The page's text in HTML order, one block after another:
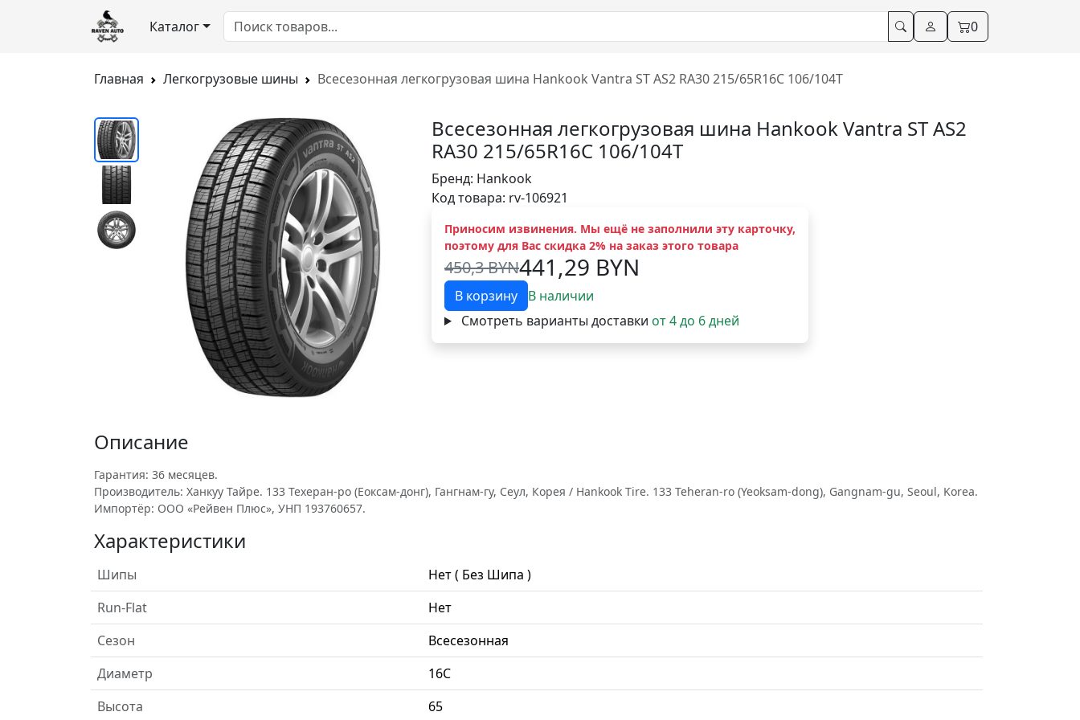
Каталог 0
Главная Легкогрузовые шины Всесезонная легкогрузовая шина Hankook Vantra ST AS2 RA30 215/65R16С 106/104T
Всесезонная легкогрузовая шина Hankook Vantra ST AS2
RA30 215/65R16С 106/104T
Бренд: Hankook
Код товара: rv-106921
Приносим извинения. Мы ещё не заполнили эту карточку,
поэтому для Вас скидка 2% на заказ этого товара
450,3 BYN441,29 BYN
В корзину
В наличии
Смотреть варианты доставки от 4 до 6 дней
Описание
Гарантия: 36 месяцев.
Производитель: Ханкуу Тайре. 133 Техеран-ро (Еоксам-донг), Гангнам-гу, Сеул, Корея / Hankook Tire. 133 Teheran-ro (Yeoksam-dong), Gangnam-gu, Seoul, Korea.
Импортёр: ООО «Рейвен Плюс», УНП 193760657.
Характеристики
Шипы
Нет ( Без Шипа )
Run-Flat
Нет
Сезон
Всесезонная
Диаметр
16C
Высота
65